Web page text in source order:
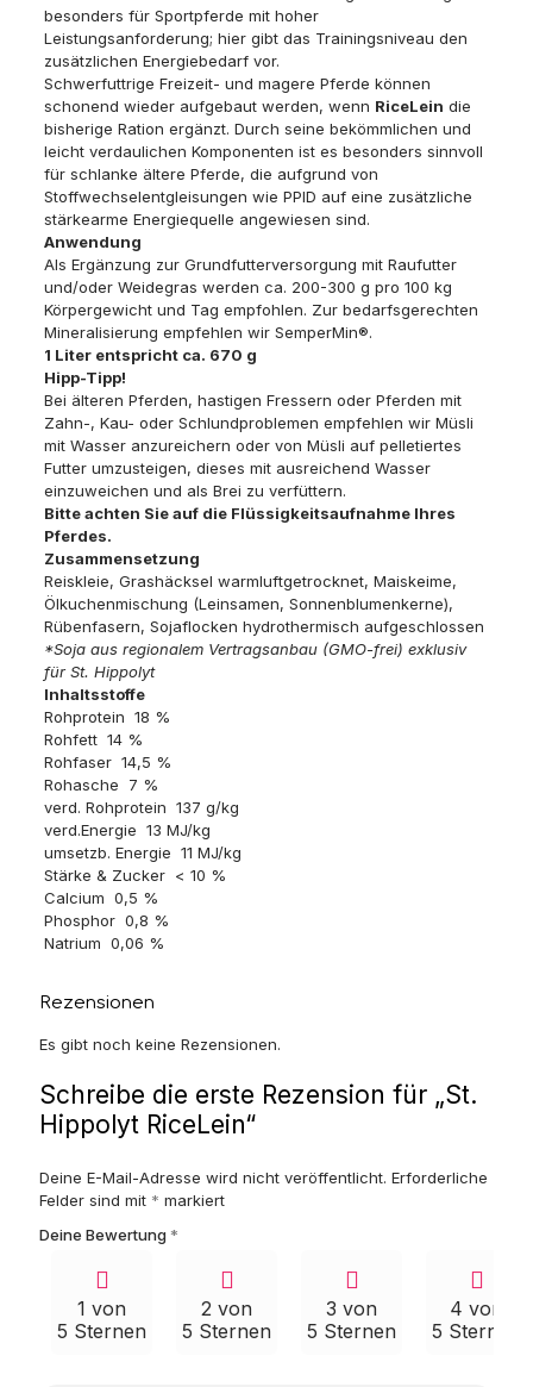
besonders für Sportpferde mit hoher
Leistungsanforderung; hier gibt das Trainingsniveau den
zusätzlichen Energiebedarf vor.
Schwerfuttrige Freizeit- und magere Pferde können
schonend wieder aufgebaut werden, wenn RiceLein die
bisherige Ration ergänzt. Durch seine bekömmlichen und
leicht verdaulichen Komponenten ist es besonders sinnvoll
für schlanke ältere Pferde, die aufgrund von
Stoffwechselentgleisungen wie PPID auf eine zusätzliche
stärkearme Energiequelle angewiesen sind.
Anwendung
Als Ergänzung zur Grundfutterversorgung mit Raufutter
und/oder Weidegras werden ca. 200-300 g pro 100 kg
Körpergewicht und Tag empfohlen. Zur bedarfsgerechten
Mineralisierung empfehlen wir SemperMin®.
1 Liter entspricht ca. 670 g
Hipp-Tipp!
Bei älteren Pferden, hastigen Fressern oder Pferden mit
Zahn-, Kau- oder Schlundproblemen empfehlen wir Müsli
mit Wasser anzureichern oder von Müsli auf pelletiertes
Futter umzusteigen, dieses mit ausreichend Wasser
einzuweichen und als Brei zu verfüttern.
Bitte achten Sie auf die Flüssigkeitsaufnahme Ihres
Pferdes.
Zusammensetzung
Reiskleie, Grashäcksel warmluftgetrocknet, Maiskeime,
Ölkuchenmischung (Leinsamen, Sonnenblumenkerne),
Rübenfasern, Sojaflocken hydrothermisch aufgeschlossen
*Soja aus regionalem Vertragsanbau (GMO-frei) exklusiv
für St. Hippolyt
Inhaltsstoffe
Rohprotein 18 %
Rohfett 14 %
Rohfaser 14,5 %
Rohasche 7 %
verd. Rohprotein 137 g/kg
verd.Energie 13 MJ/kg
umsetzb. Energie 11 MJ/kg
Stärke & Zucker < 10 %
Calcium 0,5 %
Phosphor 0,8 %
Natrium 0,06 %
Rezensionen
Es gibt noch keine Rezensionen.
Schreibe die erste Rezension für „St.
Hippolyt RiceLein“
Deine E-Mail-Adresse wird nicht veröffentlicht. Erforderliche
Felder sind mit * markiert
Deine Bewertung *
1 von
5 Sternen
2 von
5 Sternen
3 von
5 Sternen
4 von
5 Sternen